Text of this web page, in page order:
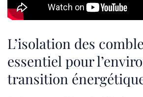
L’isolation des
essentiel pour
transition